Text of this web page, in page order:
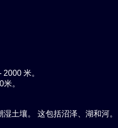
米。
。
土壤。 这包括沼泽、湖和河。